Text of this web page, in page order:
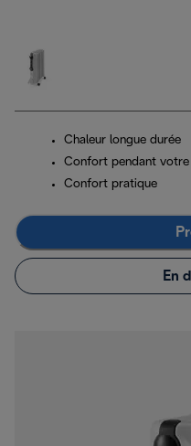
Chaleur longue durée
Confort pendant votre
Confort pratique
En